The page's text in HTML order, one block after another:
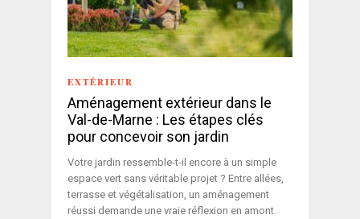
EXTÉRIEUR
Aménagement extérieur dans le
Val-de-Marne : Les étapes clés
pour concevoir son jardin
Votre jardin ressemble-t-il encore à un simple
espace vert sans véritable projet ? Entre allées,
terrasse et végétalisation, un aménagement
réussi demande une vraie réflexion en amont.